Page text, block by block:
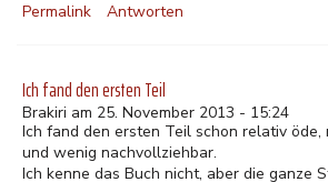
Permalink
Antworten
Ich fand den ersten Teil
Brakiri am 25. November 2013 - 15:24
Ich fand den ersten Teil schon relativ
und wenig nachvollziehbar.
Ich kenne das Buch nicht, aber die ganze